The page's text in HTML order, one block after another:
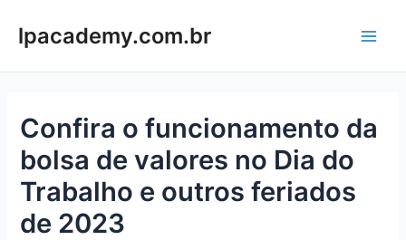
paralpacademy.com.br
Confira o funcionamento da
bolsa de valores no Dia do
Trabalho e outros feriados
de 2023